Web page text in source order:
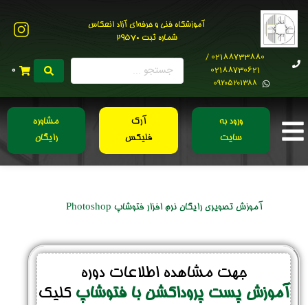
آموزشگاه فنی و حرفه‌ای آزاد انعکاس
شماره ثبت 29570
02188733880 /
02188730621
0۹۲۰۵۲۰۱۳۸۸
0
ورود به
سایت
آرک
فلیکس
مشاوره
رایگان
آموزش تصویری رایگان نرم افزار فتوشاپ Photoshop
جهت مشاهده اطلاعات دوره
آموزش پست پروداکشن با فتوشاپ کلیک